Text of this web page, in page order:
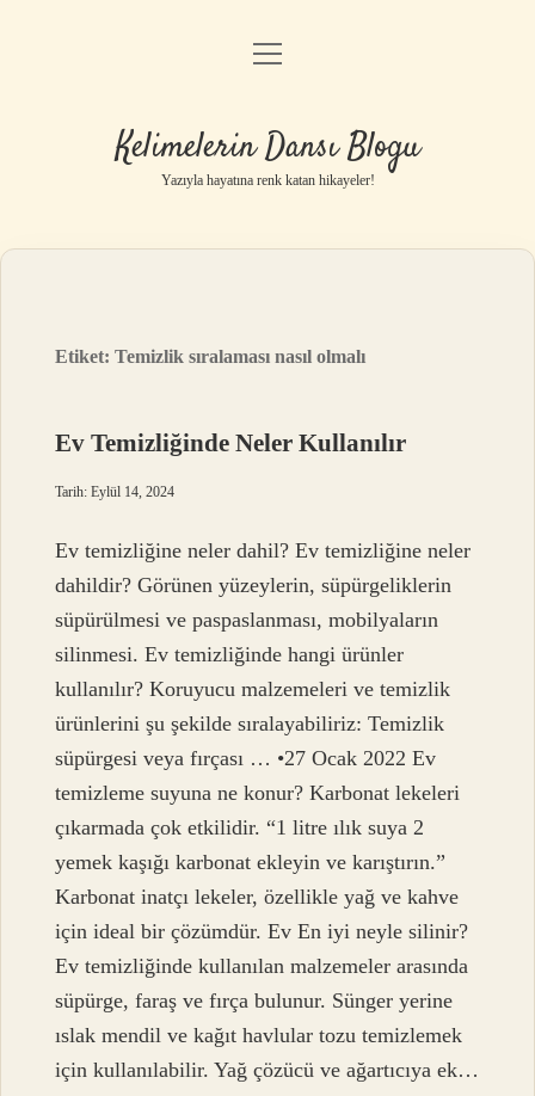
Anasayfa
Yasal Uyarı
menüyü
Kelimelerin Dansı Blogu
Yazıyla hayatına renk katan hikayeler!
Etiket:Temizlik sıralaması nasıl olmalı
Ev Temizliğinde Neler Kullanılır
Tarih: Eylül 14, 2024
Ev temizliğine neler dahil? Ev temizliğine neler
dahildir? Görünen yüzeylerin, süpürgeliklerin
süpürülmesi ve paspaslanması, mobilyaların
silinmesi. Ev temizliğinde hangi ürünler
kullanılır? Koruyucu malzemeleri ve temizlik
ürünlerini şu şekilde sıralayabiliriz: Temizlik
süpürgesi veya fırçası … •27 Ocak 2022 Ev
temizleme suyuna ne konur? Karbonat lekeleri
çıkarmada çok etkilidir. “1 litre ılık suya 2
yemek kaşığı karbonat ekleyin ve karıştırın.”
Karbonat inatçı lekeler, özellikle yağ ve kahve
için ideal bir çözümdür. Ev En iyi neyle silinir?
Ev temizliğinde kullanılan malzemeler arasında
süpürge, faraş ve fırça bulunur. Sünger yerine
ıslak mendil ve kağıt havlular tozu temizlemek
için kullanılabilir. Yağ çözücü ve ağartıcıya ek…